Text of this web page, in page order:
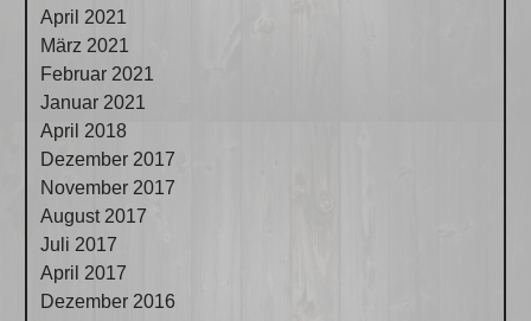
April 2021
März 2021
Februar 2021
Januar 2021
April 2018
Dezember 2017
November 2017
August 2017
Juli 2017
April 2017
Dezember 2016